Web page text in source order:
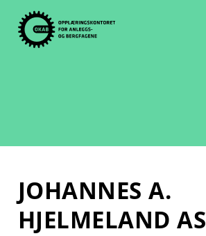
content
JOHANNES A.
HJELMELAND AS